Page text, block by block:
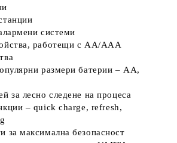
системи
работещи с AA/AAA
размери батерии – AA,
за лесно следене на процеса
– quick charge, refresh,
за максимална безопасност